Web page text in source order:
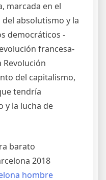
marcada en el
absolutismo y la
democráticos -
francesa-
Revolución
del capitalismo,
tendría
y la lucha de